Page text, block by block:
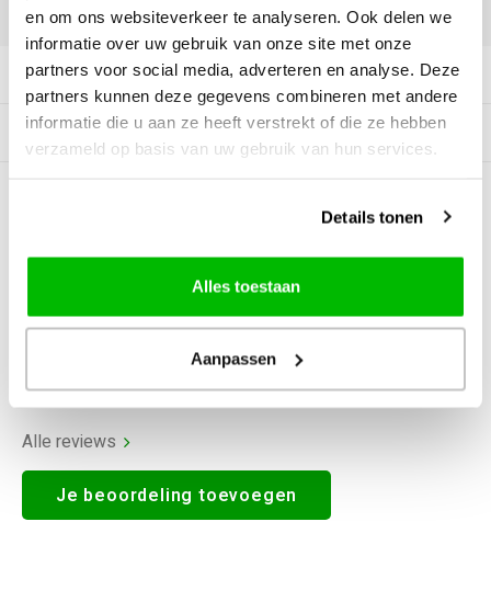
en om ons websiteverkeer te analyseren. Ook delen we
informatie over uw gebruik van onze site met onze
partners voor social media, adverteren en analyse. Deze
partners kunnen deze gegevens combineren met andere
informatie die u aan ze heeft verstrekt of die ze hebben
verzameld op basis van uw gebruik van hun services.
Details tonen
Alles toestaan
Aanpassen
DELEN:
Productomschrijving
Gerelateerde producten
0Reviews
Alle reviews
Je beoordeling toevoegen